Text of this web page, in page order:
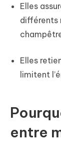
Elles
différents
Elles
limitent
entre